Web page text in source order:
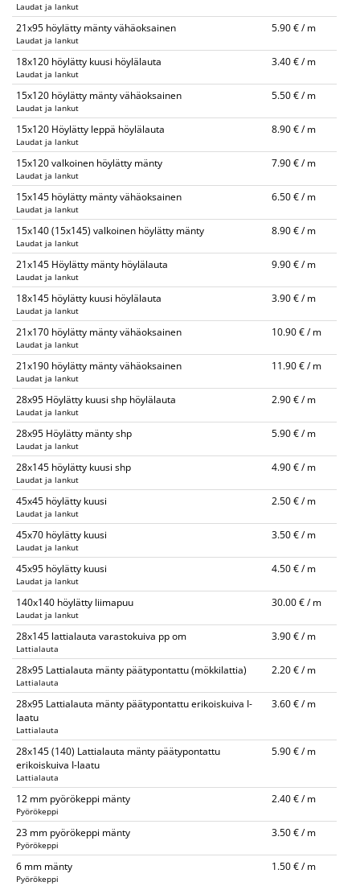
Laudat ja lankut
21x95 höylätty mänty vähäoksainen
Laudat ja lankut
5.90 € / m
18x120 höylätty kuusi höylälauta
Laudat ja lankut
3.40 € / m
15x120 höylätty mänty vähäoksainen
Laudat ja lankut
5.50 € / m
15x120 Höylätty leppä höylälauta
Laudat ja lankut
8.90 € / m
15x120 valkoinen höylätty mänty
Laudat ja lankut
7.90 € / m
15x145 höylätty mänty vähäoksainen
Laudat ja lankut
6.50 € / m
15x140 (15x145) valkoinen höylätty mänty
Laudat ja lankut
8.90 € / m
21x145 Höylätty mänty höylälauta
Laudat ja lankut
9.90 € / m
18x145 höylätty kuusi höylälauta
Laudat ja lankut
3.90 € / m
21x170 höylätty mänty vähäoksainen
Laudat ja lankut
10.90 € / m
21x190 höylätty mänty vähäoksainen
Laudat ja lankut
11.90 € / m
28x95 Höylätty kuusi shp höylälauta
Laudat ja lankut
2.90 € / m
28x95 Höylätty mänty shp
Laudat ja lankut
5.90 € / m
28x145 höylätty kuusi shp
Laudat ja lankut
4.90 € / m
45x45 höylätty kuusi
Laudat ja lankut
2.50 € / m
45x70 höylätty kuusi
Laudat ja lankut
3.50 € / m
45x95 höylätty kuusi
Laudat ja lankut
4.50 € / m
140x140 höylätty liimapuu
Laudat ja lankut
30.00 € / m
28x145 lattialauta varastokuiva pp om
Lattialauta
3.90 € / m
28x95 Lattialauta mänty päätypontattu (mökkilattia)
Lattialauta
2.20 € / m
28x95 Lattialauta mänty päätypontattu erikoiskuiva I-
laatu
Lattialauta
3.60 € / m
28x145 (140) Lattialauta mänty päätypontattu
erikoiskuiva I-laatu
Lattialauta
5.90 € / m
12 mm pyörökeppi mänty
Pyörökeppi
2.40 € / m
23 mm pyörökeppi mänty
Pyörökeppi
3.50 € / m
6 mm mänty
Pyörökeppi
1.50 € / m